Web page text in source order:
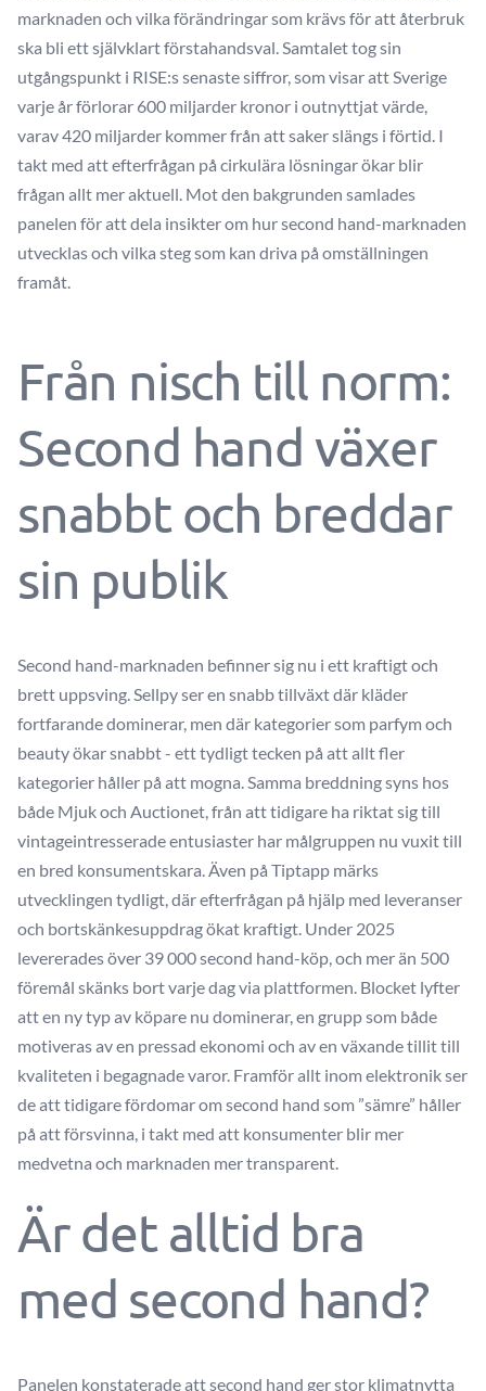
marknaden och vilka förändringar som krävs för att återbruk
ska bli ett självklart förstahandsval. Samtalet tog sin
utgångspunkt i RISE:s senaste siffror, som visar att Sverige
varje år förlorar 600 miljarder kronor i outnyttjat värde,
varav 420 miljarder kommer från att saker slängs i förtid. I
takt med att efterfrågan på cirkulära lösningar ökar blir
frågan allt mer aktuell. Mot den bakgrunden samlades
panelen för att dela insikter om hur second hand-marknaden
utvecklas och vilka steg som kan driva på omställningen
framåt.
Från nisch till norm:
Second hand växer
snabbt och breddar
sin publik
Second hand-marknaden befinner sig nu i ett kraftigt och
brett uppsving. Sellpy ser en snabb tillväxt där kläder
fortfarande dominerar, men där kategorier som parfym och
beauty ökar snabbt - ett tydligt tecken på att allt fler
kategorier håller på att mogna. Samma breddning syns hos
både Mjuk och Auctionet, från att tidigare ha riktat sig till
vintageintresserade entusiaster har målgruppen nu vuxit till
en bred konsumentskara. Även på Tiptapp märks
utvecklingen tydligt, där efterfrågan på hjälp med leveranser
och bortskänkesuppdrag ökat kraftigt. Under 2025
levererades över 39 000 second hand-köp, och mer än 500
föremål skänks bort varje dag via plattformen. Blocket lyfter
att en ny typ av köpare nu dominerar, en grupp som både
motiveras av en pressad ekonomi och av en växande tillit till
kvaliteten i begagnade varor. Framför allt inom elektronik ser
de att tidigare fördomar om second hand som ”sämre” håller
på att försvinna, i takt med att konsumenter blir mer
medvetna och marknaden mer transparent.
Är det alltid bra
med second hand?
Panelen konstaterade att second hand ger stor klimatnytta